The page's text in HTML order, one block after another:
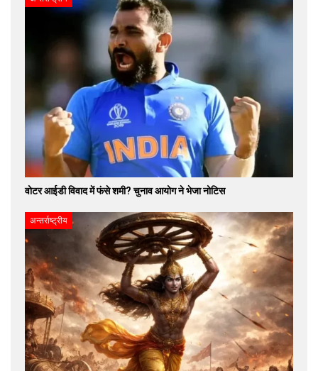
वोटर आईडी विवाद में फंसे शमी? चुनाव आयोग ने भेजा नोटिस
अन्तर्राष्ट्रीय